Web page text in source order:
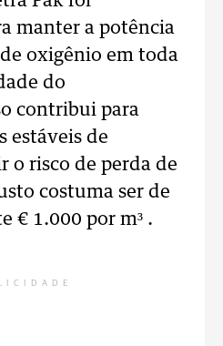
manter a potência
oxigênio em toda
do
contribui para
estáveis de
o risco de perda de
costuma ser de
€ 1.000 por m³ .